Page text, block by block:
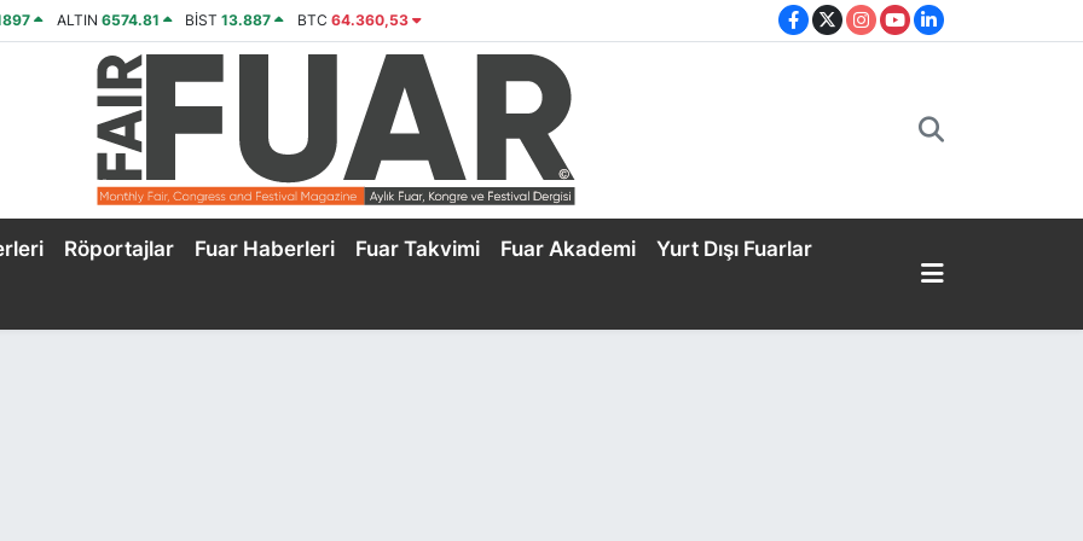
ALTIN 6574.81 BİST13.887 BTC 64.360,53
Röportajlar Fuar Haberleri Fuar Takvimi Fuar Akademi Yurt Dışı Fuarlar